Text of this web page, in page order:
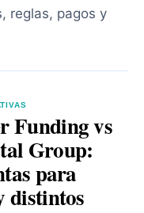
reglas, pagos y
Funding vs
Group:
para
distintos